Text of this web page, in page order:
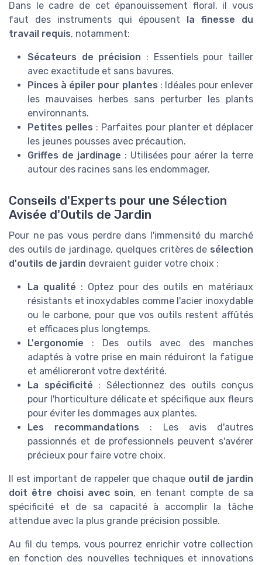
Dans le cadre de cet épanouissement floral, il vous
faut des instruments qui épousent la finesse du
travail requis, notamment:
Sécateurs de précision : Essentiels pour tailler
avec exactitude et sans bavures.
Pinces à épiler pour plantes : Idéales pour enlever
les mauvaises herbes sans perturber les plants
environnants.
Petites pelles : Parfaites pour planter et déplacer
les jeunes pousses avec précaution.
Griffes de jardinage : Utilisées pour aérer la terre
autour des racines sans les endommager.
Conseils d'Experts pour une Sélection
Avisée d'Outils de Jardin
Pour ne pas vous perdre dans l'immensité du marché
des outils de jardinage, quelques critères de sélection
d'outils de jardin devraient guider votre choix :
La qualité : Optez pour des outils en matériaux
résistants et inoxydables comme l'acier inoxydable
ou le carbone, pour que vos outils restent affûtés
et efficaces plus longtemps.
L'ergonomie : Des outils avec des manches
adaptés à votre prise en main réduiront la fatigue
et amélioreront votre dextérité.
La spécificité : Sélectionnez des outils conçus
pour l'horticulture délicate et spécifique aux fleurs
pour éviter les dommages aux plantes.
Les recommandations : Les avis d'autres
passionnés et de professionnels peuvent s'avérer
précieux pour faire votre choix.
Il est important de rappeler que chaque outil de jardin
doit être choisi avec soin, en tenant compte de sa
spécificité et de sa capacité à accomplir la tâche
attendue avec la plus grande précision possible.
Au fil du temps, vous pourrez enrichir votre collection
en fonction des nouvelles techniques et innovations